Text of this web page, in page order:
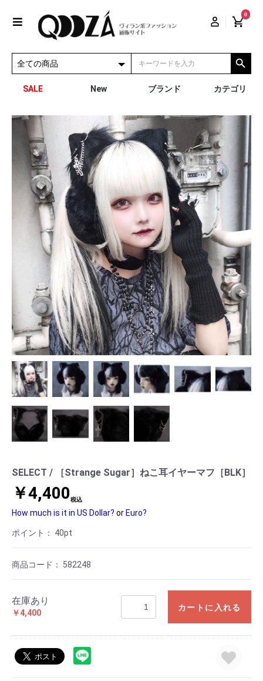
0
SALE New ブランド カテゴリ
SELECT / ［Strange Sugar］ねこ耳イヤーマフ［BLK］
￥4,400税込
How much is it in US Dollar? or Euro?
ポイント： 40pt
商品コード： 582248
在庫あり
￥4,400
カートに入れる